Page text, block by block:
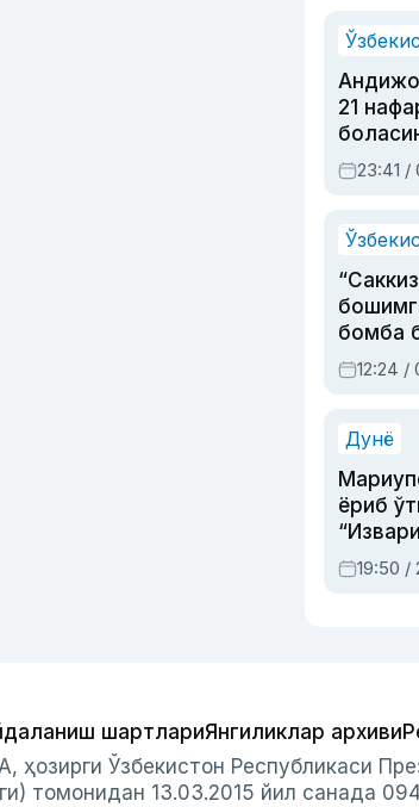
21
содир
ҳукми
23:41 /
бомба
сиёсий
12:24 /
Дунё
ёриб
чиққан
19:50 /
шартлариЯнгиликлар архиви
ҳозирги Ўзбекистон Республикаси
томонидан 13.03.2015 йил санада